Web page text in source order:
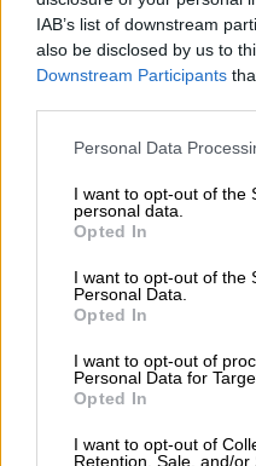
IAB’s list of downstream
also be disclosed by us to
Downstream Participants
Personal Data
I want to opt-out of the
personal data.
Opted In
I want to opt-out of the
Personal Data.
Opted In
I want to opt-out of
Personal Data for
Opted In
I want to opt-out of
Retention, Sale, and/or
MARRUECOS
El Observatorio
niveles de CO2
registrados
habita la Tierra